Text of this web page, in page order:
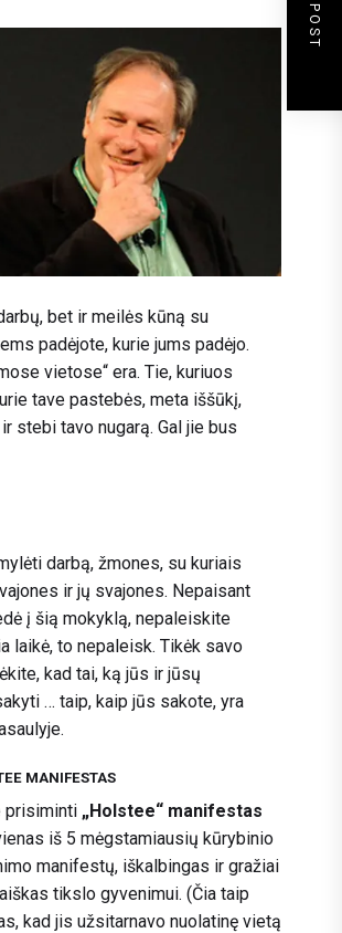
bet ir meilės kūną su
padėjote, kurie jums padėjo.
vietose“ era. Tie, kuriuos
tave pastebės, meta iššūkį,
stebi tavo nugarą. Gal jie bus
darbą, žmones, su kuriais
ir jų svajones. Nepaisant
į šią mokyklą, nepaleiskite
laikė, to nepaleisk. Tikėk savo
kad tai, ką jūs ir jūsų
… taip, kaip jūs sakote, yra
MANIFESTAS
prisiminti „Holstee“ manifestas
iš 5 mėgstamiausių kūrybinio
manifestų, iškalbingas ir gražiai
tikslo gyvenimui. (Čia taip
kad jis užsitarnavo nuolatinę vietą